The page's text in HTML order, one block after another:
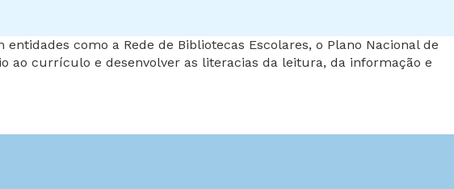
como a Rede de Bibliotecas Escolares, o Plano Nacional de
ao currículo e desenvolver as literacias da leitura, da informação e